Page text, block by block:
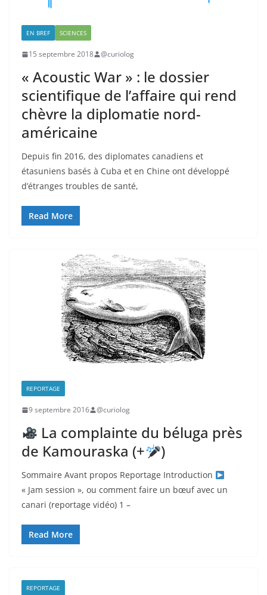
EN BREF SCIENCES
15 septembre 2018 @curiolog
« Acoustic War » : le dossier
scientifique de l’affaire qui rend
chèvre la diplomatie nord-
américaine
Depuis fin 2016, des diplomates canadiens et
étasuniens basés à Cuba et en Chine ont développé
d’étranges troubles de santé,
Read More
REPORTAGE
9 septembre 2016 @curiolog
La complainte du béluga près
de Kamouraska (+
)
Sommaire Avant propos Reportage Introduction
« Jam session », ou comment faire un bœuf avec un
canari (reportage vidéo) 1 –
Read More
REPORTAGE